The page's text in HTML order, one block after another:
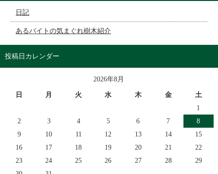
日記
あるバイトの気まぐれ樹木紹介
投稿日カレンダー
2026年8月
日 月 火 水 木 金
土
1
2
3 4 5 6 7
8
9
10 11 12 13 14
15
16
17 18 19 20 21
22
23
24 25 26 27 28
29